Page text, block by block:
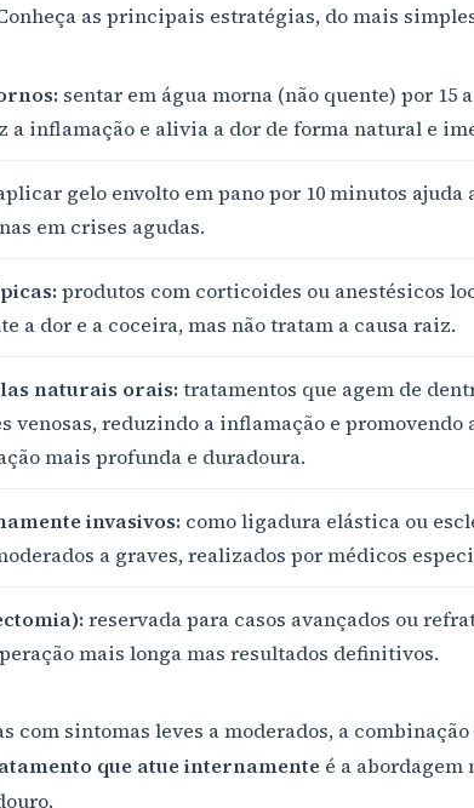
as principais estratégias, do mais
sentar em água morna (não quente) por 15
a inflamação e alivia a dor de forma natural e
gelo envolto em pano por 10 minutos
em crises agudas.
produtos com corticoides ou anestésicos
a dor e a coceira, mas não tratam a causa raiz.
naturais orais: tratamentos que agem de
venosas, reduzindo a inflamação e promovendo
mais profunda e duradoura.
invasivos: como ligadura elástica ou
a graves, realizados por médicos
reservada para casos avançados ou
mais longa mas resultados definitivos.
com sintomas leves a moderados, a
que atue internamente é a abordagem